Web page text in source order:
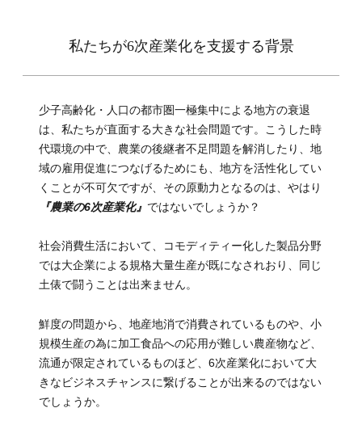
私たちが6次産業化を支援する背景
少子高齢化・人口の都市圏一極集中による地方の衰退
は、私たちが直面する大きな社会問題です。こうした時
代環境の中で、農業の後継者不足問題を解消したり、地
域の雇用促進につなげるためにも、地方を活性化してい
くことが不可欠ですが、その原動力となるのは、やはり
『農業の6次産業化』 ではないでしょうか？
社会消費生活において、コモディティー化した製品分野
では大企業による規格大量生産が既になされおり、同じ
土俵で闘うことは出来ません。
鮮度の問題から、地産地消で消費されているものや、小
規模生産の為に加工食品への応用が難しい農産物など、
流通が限定されているものほど、6次産業化において大
きなビジネスチャンスに繋げることが出来るのではない
でしょうか。